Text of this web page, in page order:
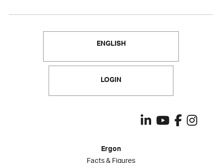
ENGLISH
LOGIN
Ergon
Facts & Figures